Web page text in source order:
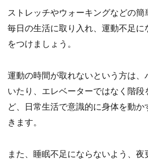
ストレッチやウォーキングなどの簡
毎日の生活に取り入れ、運動不足に
をつけましょう。
運動の時間が取れないという方は、
いたり、エレベーターではなく階段
ど、日常生活で意識的に身体を動か
きます。
また、睡眠不足にならないよう、夜